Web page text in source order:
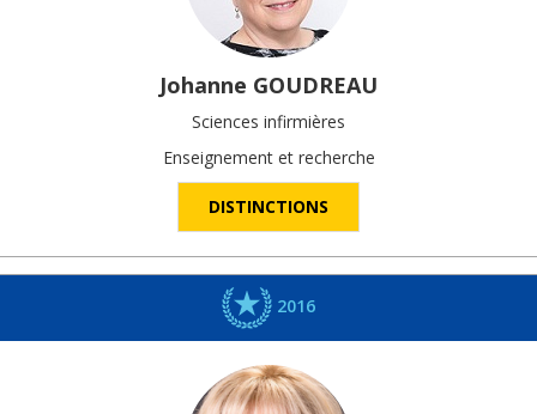
Johanne GOUDREAU
Sciences infirmières
Enseignement et recherche
DISTINCTIONS
2016